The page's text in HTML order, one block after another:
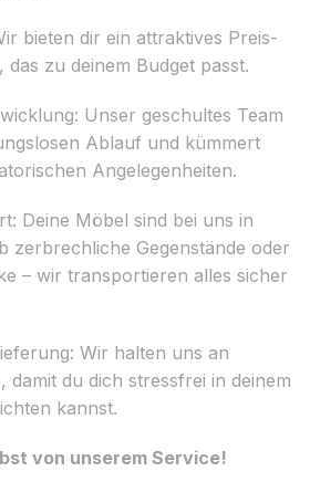
bieten dir ein attraktives Preis-
das zu deinem Budget passt.
Unser geschultes Team
Ablauf und kümmert
Angelegenheiten.
Deine Möbel sind bei uns in
zerbrechliche Gegenstände oder
– wir transportieren alles sicher
Wir halten uns an
damit du dich stressfrei in deinem
kannst.
von unserem Service!